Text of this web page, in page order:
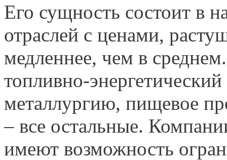
Его сущность состоит в
отраслей с ценами,
медленнее, чем в
топливно-
металлургию, пищевое
– все остальные.
имеют возможность